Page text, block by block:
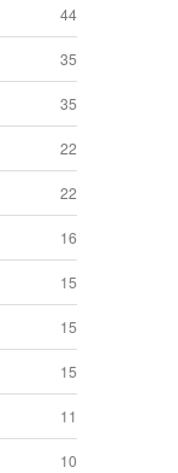
44
35
35
22
22
16
15
15
15
11
10